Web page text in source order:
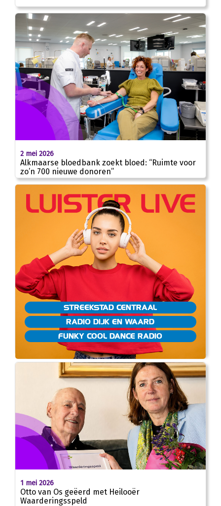
2 mei 2026
Alkmaarse bloedbank zoekt bloed: “Ruimte voor
zo’n 700 nieuwe donoren”
STREEKSTAD CENTRAAL
RADIO DIJK EN WAARD
FUNKY COOL DANCE RADIO
1 mei 2026
Otto van Os geëerd met Heilooër
Waarderingsspeld